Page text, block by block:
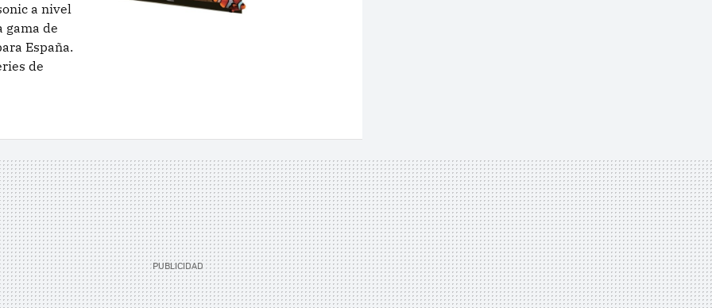
a nivel
gama de
España.
de